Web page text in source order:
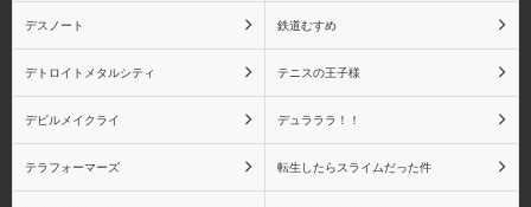
デスノート 鉄道むすめ
デトロイトメタルシティ テニスの王子様
デビルメイクライ デュラララ！！
テラフォーマーズ 転生したらスライムだった件